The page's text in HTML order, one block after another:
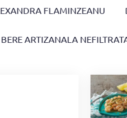
FLAMINZEANU
BERE ARTIZANALA